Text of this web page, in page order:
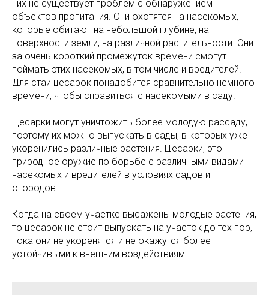
них не существует проблем с обнаружением
объектов пропитания. Они охотятся на насекомых,
которые обитают на небольшой глубине, на
поверхности земли, на различной растительности. Они
за очень короткий промежуток времени смогут
поймать этих насекомых, в том числе и вредителей.
Для стаи цесарок понадобится сравнительно немного
времени, чтобы справиться с насекомыми в саду.
Цесарки могут уничтожить более молодую рассаду,
поэтому их можно выпускать в сады, в которых уже
укоренились различные растения. Цесарки, это
природное оружие по борьбе с различными видами
насекомых и вредителей в условиях садов и
огородов.
Когда на своем участке высажены молодые растения,
то цесарок не стоит выпускать на участок до тех пор,
пока они не укоренятся и не окажутся более
устойчивыми к внешним воздействиям.